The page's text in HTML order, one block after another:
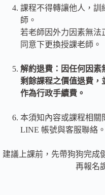
課程不得轉讓他人，訓
師。
若老師因外力因素無法
同意下更換授課老師。
解約退費：因任何因素
剩餘課程之價值退費，
作為行政手續費。
本須知內容或課程相關
LINE 帳號與客服聯絡。
建議上課前，先帶狗狗完成
再報名